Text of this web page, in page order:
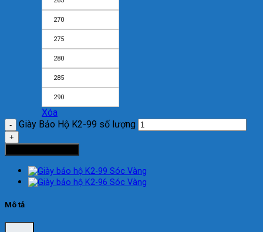
270
275
280
285
290
Xóa
Giày Bảo Hộ K2-99 số lượng
Mô tả